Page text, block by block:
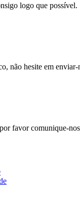
logo que possível.
não hesite em
favor comunique-